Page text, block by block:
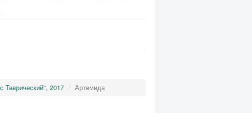
Таврический", 2017 Артемида